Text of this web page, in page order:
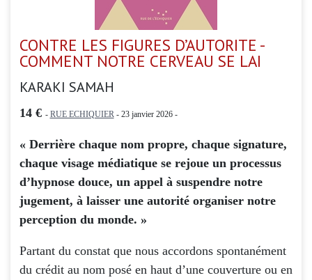
CONTRE LES FIGURES D’AUTORITE -
COMMENT NOTRE CERVEAU SE LAI
KARAKI SAMAH
14 € - RUE ECHIQUIER - 23 janvier 2026 -
« Derrière chaque nom propre, chaque signature,
chaque visage médiatique se rejoue un processus
d’hypnose douce, un appel à suspendre notre
jugement, à laisser une autorité organiser notre
perception du monde. »
Partant du constat que nous accordons spontanément
du crédit au nom posé en haut d’une couverture ou en